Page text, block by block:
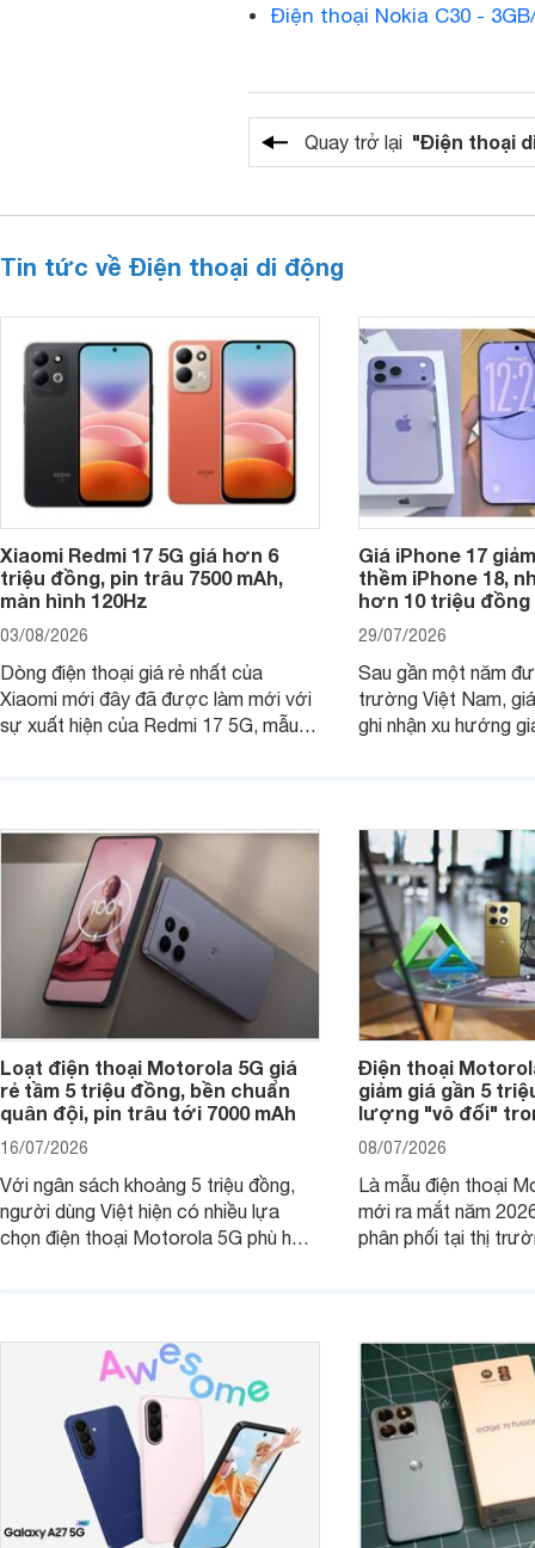
Điện thoại Nokia C30 -
Quay trở lại "Điện thoại
Tin tức về Điện thoại di động
Xiaomi Redmi 17 5G giá hơn 6
triệu đồng, pin trâu 7500 mAh,
màn hình 120Hz
03/08/2026
Dòng điện thoại giá rẻ nhất của
Xiaomi mới đây đã được làm mới với
sự xuất hiện của Redmi 17 5G, mẫu
Giá iPhone 17
thềm iPhone 18,
hơn 10 triệu đồng
29/07/2026
Sau gần một năm
trường Việt Nam,
ghi nhận xu hướng
Loạt điện thoại Motorola 5G giá
rẻ tầm 5 triệu đồng, bền chuẩn
quân đội, pin trâu tới 7000 mAh
16/07/2026
Với ngân sách khoảng 5 triệu đồng,
người dùng Việt hiện có nhiều lựa
chọn điện thoại Motorola 5G phù hợp
Điện thoại
giảm giá gần 5
lượng "vô đối"
08/07/2026
Là mẫu điện thoại
mới ra mắt năm
phân phối tại thị
trình giảm giá hấp
thêm một lựa chọn
người dùng Việt.